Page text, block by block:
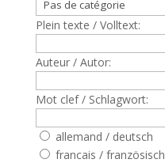
Plein texte / Volltext:
Auteur / Autor:
Mot clef / Schlagwort:
allemand / deutsch
francais / französisch